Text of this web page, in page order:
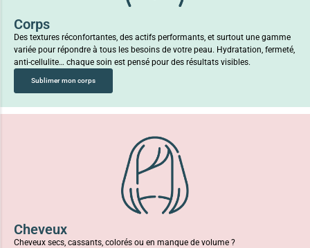
Corps
Des textures réconfortantes, des actifs performants, et surtout une gamme
variée pour répondre à tous les besoins de votre peau. Hydratation, fermeté,
anti-cellulite… chaque soin est pensé pour des résultats visibles.
Sublimer mon corps
Cheveux
Cheveux secs, cassants, colorés ou en manque de volume ?